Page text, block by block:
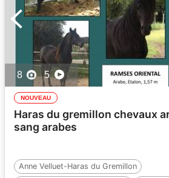
8 5
NOUVEAU
Haras du gremillon chevaux
sang arabes
Anne Velluet-Haras du Gremillon